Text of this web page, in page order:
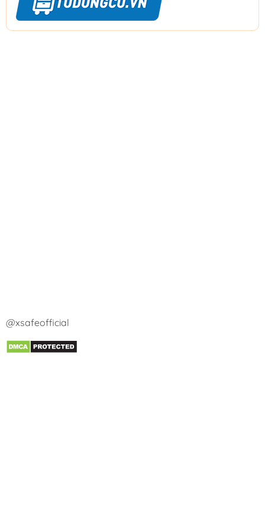
@xsafeofficial